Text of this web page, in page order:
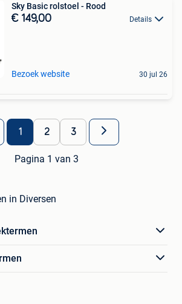
Sky Basic rolstoel - Rood
€ 149,00 Details
Bezoek website 30 jul 26
1 2 3
Pagina 1 van 3
in Diversen